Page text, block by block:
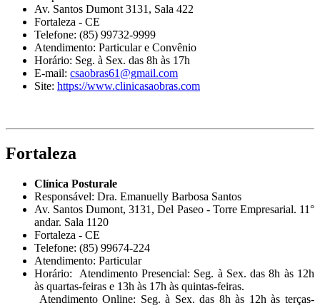
Av. Santos Dumont 3131, Sala 422
Fortaleza - CE
Telefone: (85) 99732-9999
Atendimento: Particular e Convênio
Horário: Seg. à Sex. das 8h às 17h
E-mail: csaobras61@gmail.com
Site: https://www.clinicasaobras.com
Fortaleza
Clínica Posturale
Responsável: Dra. Emanuelly Barbosa Santos
Av. Santos Dumont, 3131, Del Paseo - Torre Empresarial. 11°
andar. Sala 1120
Fortaleza - CE
Telefone: (85) 99674-224
Atendimento: Particular
Horário: Atendimento Presencial: Seg. à Sex. das 8h às 12h
às quartas-feiras e 13h às 17h às quintas-feiras.
Atendimento Online: Seg. à Sex. das 8h às 12h às terças-